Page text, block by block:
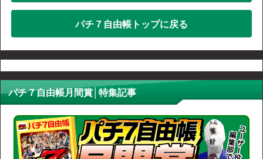
パチ７自由帳トップに戻る
パチ７自由帳月間賞│特集記事